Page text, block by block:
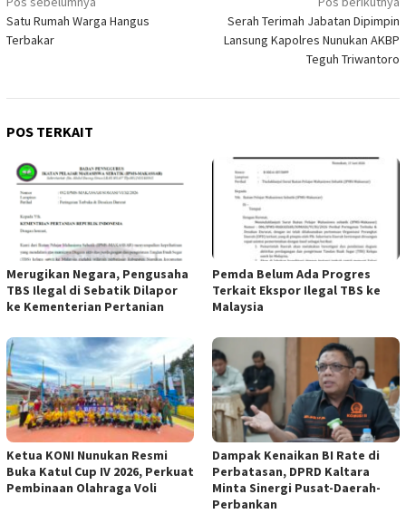
pos
Satu Rumah Warga Hangus
Terbakar
Serah Terimah Jabatan Dipimpin
Lansung Kapolres Nunukan AKBP
Teguh Triwantoro
POS TERKAIT
Merugikan Negara, Pengusaha
TBS Ilegal di Sebatik Dilapor
ke Kementerian Pertanian
Pemda Belum Ada Progres
Terkait Ekspor Ilegal TBS ke
Malaysia
Ketua KONI Nunukan Resmi
Buka Katul Cup IV 2026, Perkuat
Pembinaan Olahraga Voli
Dampak Kenaikan BI Rate di
Perbatasan, DPRD Kaltara
Minta Sinergi Pusat-Daerah-
Perbankan